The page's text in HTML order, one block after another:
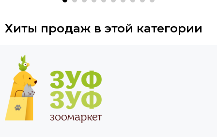
Хиты продаж в этой категории